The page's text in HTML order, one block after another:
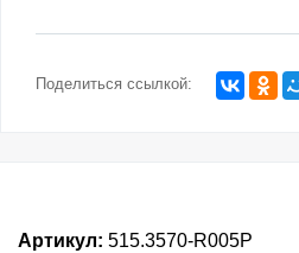
Поделиться ссылкой:
Артикул: 515.3570-R005P